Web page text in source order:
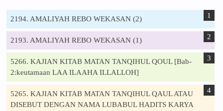
2194. AMALIYAH REBO WEKASAN (2)
2193. AMALIYAH REBO WEKASAN (1)
5266. KAJIAN KITAB MATAN TANQIHUL QOUL [Bab-
2:keutamaan LAA ILAAHA ILLALLOH]
5265. KAJIAN KITAB MATAN TANQIHUL QAUL ATAU
DISEBUT DENGAN NAMA LUBABUL HADITS KARYA